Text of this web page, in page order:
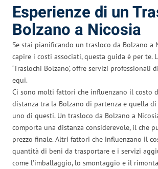
Esperienze di un
Bolzano a Nicosia
Se stai pianificando un trasloco da Bolzano a
capire i costi associati, questa guida è per te.
‘Traslochi Bolzano’, offre servizi professionali
equi.
Ci sono molti fattori che influenzano il costo
distanza tra la Bolzano di partenza e quella
uno di questi. Un trasloco da Bolzano a
comporta una distanza considerevole, il che
prezzo finale. Altri fattori che influenzano il
quantità di beni da trasportare e i servizi
come l’imballaggio, lo smontaggio e il